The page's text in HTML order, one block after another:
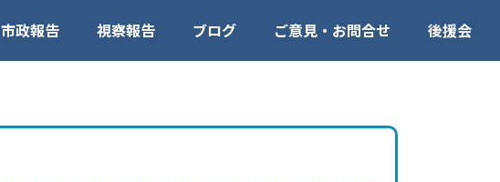
市政報告 視察報告 ブログ ご意見・お問合せ 後援会